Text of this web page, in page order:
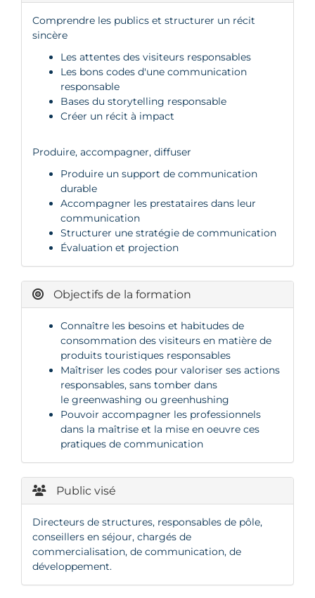
Comprendre les publics et structurer un récit
sincère
Les attentes des visiteurs responsables
Les bons codes d'une communication
responsable
Bases du storytelling responsable
Créer un récit à impact
Produire, accompagner, diffuser
Produire un support de communication
durable
Accompagner les prestataires dans leur
communication
Structurer une stratégie de communication
Évaluation et projection
Objectifs de la formation
Connaître les besoins et habitudes de
consommation des visiteurs en matière de
produits touristiques responsables
Maîtriser les codes pour valoriser ses actions
responsables, sans tomber dans
le greenwashing ou greenhushing
Pouvoir accompagner les professionnels
dans la maîtrise et la mise en oeuvre ces
pratiques de communication
Public visé
Directeurs de structures, responsables de pôle,
conseillers en séjour, chargés de
commercialisation, de communication, de
développement.